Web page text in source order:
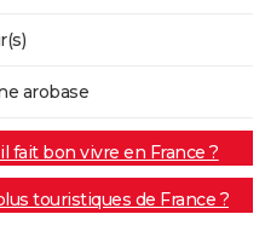
arobase
fait bon vivre en France ?
touristiques de France ?